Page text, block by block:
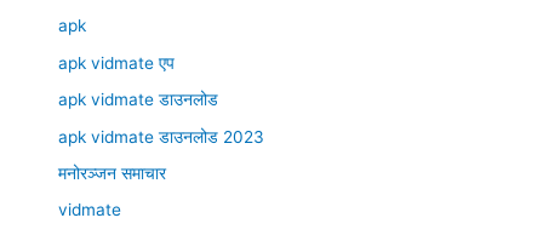
apk
apk vidmate एप
apk vidmate डाउनलोड
apk vidmate डाउनलोड 2023
मनोरञ्जन समाचार
vidmate